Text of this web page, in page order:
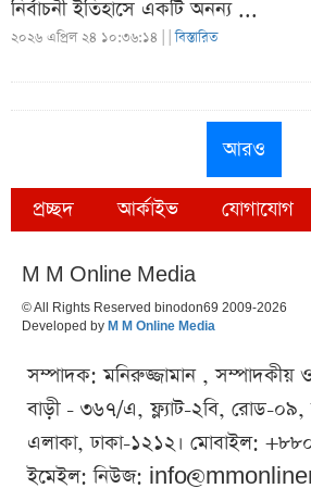
নির্বাচনী ইতিহাসে একটি অনন্য ...
২০২৬ এপ্রিল ২৪ ১০:৩৬:১৪ | |বিস্তারিত
আরও
প্রচ্ছদ আর্কাইভ যোগাযোগ
M M Online Media
© All Rights Reserved binodon69 2009-2026
Developed by M M Online Media
সম্পাদক: মনিরুজ্জামান , সম্পাদকীয় ও
বাড়ী - ৩৬৭/এ, ফ্ল্যাট-২বি, রোড-০৯,
এলাকা, ঢাকা-১২১২। মোবাইল:
ইমেইল: নিউজ: